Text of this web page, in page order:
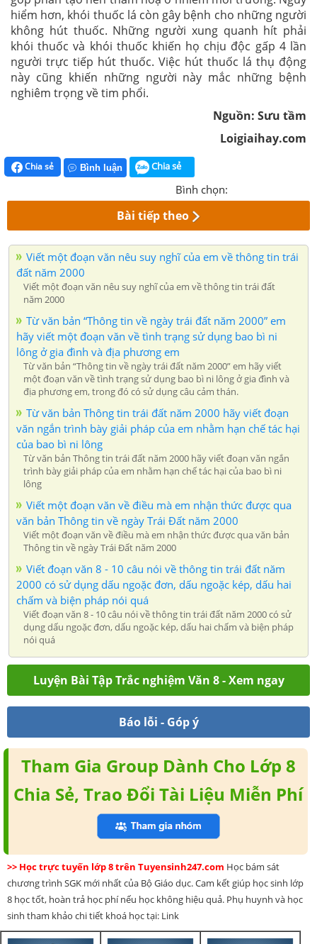
hiểm hơn, khói thuốc lá còn gây bệnh cho những người
không hút thuốc. Những người xung quanh hít phải
khói thuốc và khói thuốc khiến họ chịu độc gấp 4 lần
người trực tiếp hút thuốc. Việc hút thuốc lá thụ động
này cũng khiến những người này mắc những bệnh
nghiêm trọng về tim phổi.
Nguồn: Sưu tầm
Loigiaihay.com
Chia sẻ Bình luận Chia sẻ
Bình chọn:
Bài tiếp theo
Viết một đoạn văn nêu suy nghĩ của em về thông tin trái
đất năm 2000
Viết một đoạn văn nêu suy nghĩ của em về thông tin trái đất
năm 2000
Từ văn bản “Thông tin về ngày trái đất năm 2000” em
hãy viết một đoạn văn về tình trạng sử dụng bao bì ni
lông ở gia đình và địa phương em
Từ văn bản “Thông tin về ngày trái đất năm 2000” em hãy viết
một đoạn văn về tình trạng sử dụng bao bì ni lông ở gia đình và
địa phương em, trong đó có sử dụng câu cảm thán.
Từ văn bản Thông tin trái đất năm 2000 hãy viết đoạn
văn ngắn trình bày giải pháp của em nhằm hạn chế tác hại
của bao bì ni lông
Từ văn bản Thông tin trái đất năm 2000 hãy viết đoạn văn ngắn
trình bày giải pháp của em nhằm hạn chế tác hại của bao bì ni
lông
Viết một đoạn văn về điều mà em nhận thức được qua
văn bản Thông tin về ngày Trái Đất năm 2000
Viết một đoạn văn về điều mà em nhận thức được qua văn bản
Thông tin về ngày Trái Đất năm 2000
Viết đoạn văn 8 - 10 câu nói về thông tin trái đất năm
2000 có sử dụng dấu ngoặc đơn, dấu ngoặc kép, dấu hai
chấm và biện pháp nói quá
Viết đoạn văn 8 - 10 câu nói về thông tin trái đất năm 2000 có sử
dụng dấu ngoặc đơn, dấu ngoặc kép, dấu hai chấm và biện pháp
nói quá
Luyện Bài Tập Trắc nghiệm Văn 8 - Xem ngay
Báo lỗi - Góp ý
Tham Gia Group Dành Cho Lớp 8
Chia Sẻ, Trao Đổi Tài Liệu Miễn Phí
>> Học trực tuyến lớp 8 trên Tuyensinh247.com Học bám sát
chương trình SGK mới nhất của Bộ Giáo dục. Cam kết giúp học sinh lớp
8 học tốt, hoàn trả học phí nếu học không hiệu quả. Phụ huynh và học
sinh tham khảo chi tiết khoá học tại: Link